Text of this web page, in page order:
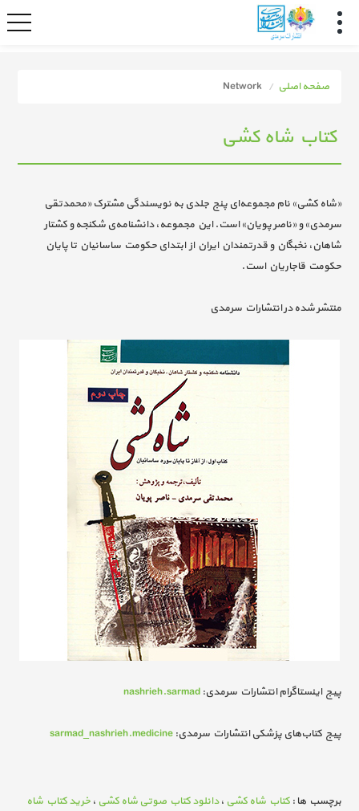
صفحه اصلی Network
کتاب شاه کشی
«شاه کشی» نام مجموعه‌ای پنج جلدی به نویسندگی مشترک «محمدتقی
سرمدی» و «ناصر پویان» است. این مجموعه، دانشنامه‌ی شکنجه و کشتار
شاهان، نخبگان و قدرتمندان ایران از ابتدای حکومت ساسانیان تا پایان
حکومت قاجاریان است.
منتشر شده در انتشارات سرمدی
پیج اینستاگرام انتشارات سرمدی: nashrieh.sarmad
پیج کتاب‌های پزشکی انتشارات سرمدی: sarmad_nashrieh.medicine
برچسب ها : کتاب شاه کشی ،دانلود کتاب صوتی شاه کشی ، خرید کتاب شاه